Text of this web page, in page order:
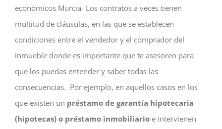
económicos Murcia- Los contratos a veces tienen
multitud de cláusulas, en las que se establecen
condiciones entre el vendedor y el comprador del
inmueble donde es importante que te asesoren para
que los puedas entender y saber todas las
consecuencias. Por ejemplo, en aquellos casos en los
que existen un préstamo de garantía hipotecaria
(hipotecas) o préstamo inmobiliarioe intervienen